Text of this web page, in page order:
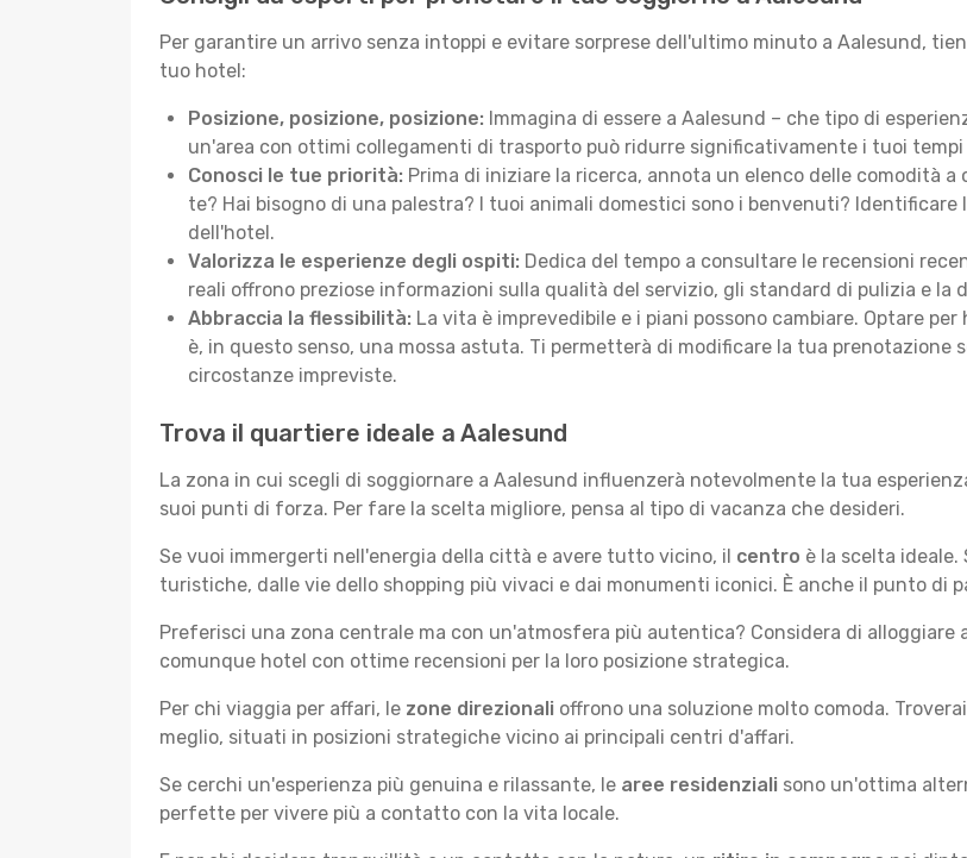
Per garantire un arrivo senza intoppi e evitare sorprese dell'ultimo minuto a Aalesund,
tuo hotel:
Posizione, posizione, posizione: Immagina di essere a Aalesund – che tipo di
un'area con ottimi collegamenti di trasporto può ridurre significativamente i tuoi tempi
Conosci le tue priorità: Prima di iniziare la ricerca, annota un elenco delle comodità
te? Hai bisogno di una palestra? I tuoi animali domestici sono i benvenuti?
dell'hotel.
Valorizza le esperienze degli ospiti: Dedica del tempo a consultare le recensioni
reali offrono preziose informazioni sulla qualità del servizio, gli standard di pulizia e
Abbraccia la flessibilità: La vita è imprevedibile e i piani possono cambiare. Optare
è, in questo senso, una mossa astuta. Ti permetterà di modificare la tua prenotazione
circostanze impreviste.
Trova il quartiere ideale a Aalesund
La zona in cui scegli di soggiornare a Aalesund influenzerà notevolmente la tua
suoi punti di forza. Per fare la scelta migliore, pensa al tipo di vacanza che desideri.
Se vuoi immergerti nell'energia della città e avere tutto vicino, il centro è la scelta
turistiche, dalle vie dello shopping più vivaci e dai monumenti iconici. È anche il punto di
Preferisci una zona centrale ma con un'atmosfera più autentica? Considera di
comunque hotel con ottime recensioni per la loro posizione strategica.
Per chi viaggia per affari, le zone direzionali offrono una soluzione molto comoda.
meglio, situati in posizioni strategiche vicino ai principali centri d'affari.
Se cerchi un'esperienza più genuina e rilassante, le aree residenziali sono un'ottima
perfette per vivere più a contatto con la vita locale.